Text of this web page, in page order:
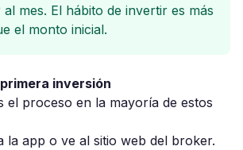
al mes. El hábito de invertir es más
el monto inicial.
inversión
el proceso en la mayoría de estos
la app o ve al sitio web del broker.